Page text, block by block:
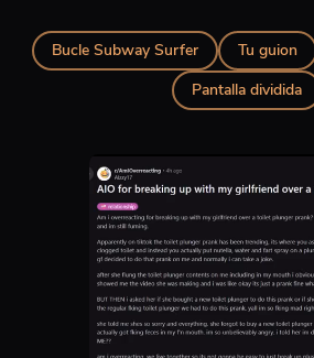
Bucle Subway Surfer Tu guion
Pantalla dividida